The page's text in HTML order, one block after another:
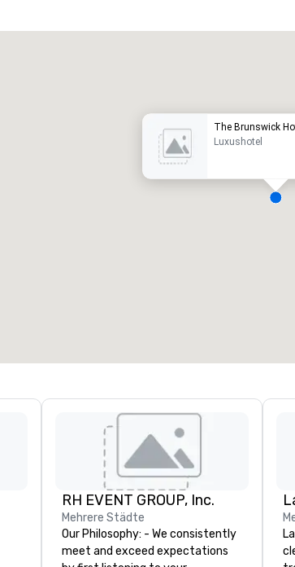
The Brunswick
Luxushotel
RH EVENT GROUP, Inc.
Mehrere Städte
Our Philosophy: - We consistently
meet and exceed expectations